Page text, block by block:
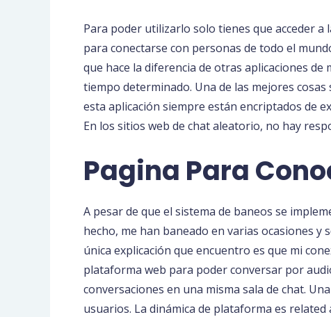
Para poder utilizarlo solo tienes que acceder a
para conectarse con personas de todo el
que hace la diferencia de otras aplicaciones
tiempo determinado. Una de las mejores
esta aplicación siempre están encriptados de
En los sitios web de chat aleatorio, no hay
Pagina Para
A pesar de que el sistema de baneos se
hecho, me han baneado en varias ocasiones
única explicación que encuentro es que mi
plataforma web para poder conversar por
conversaciones en una misma sala de chat.
usuarios. La dinámica de plataforma es